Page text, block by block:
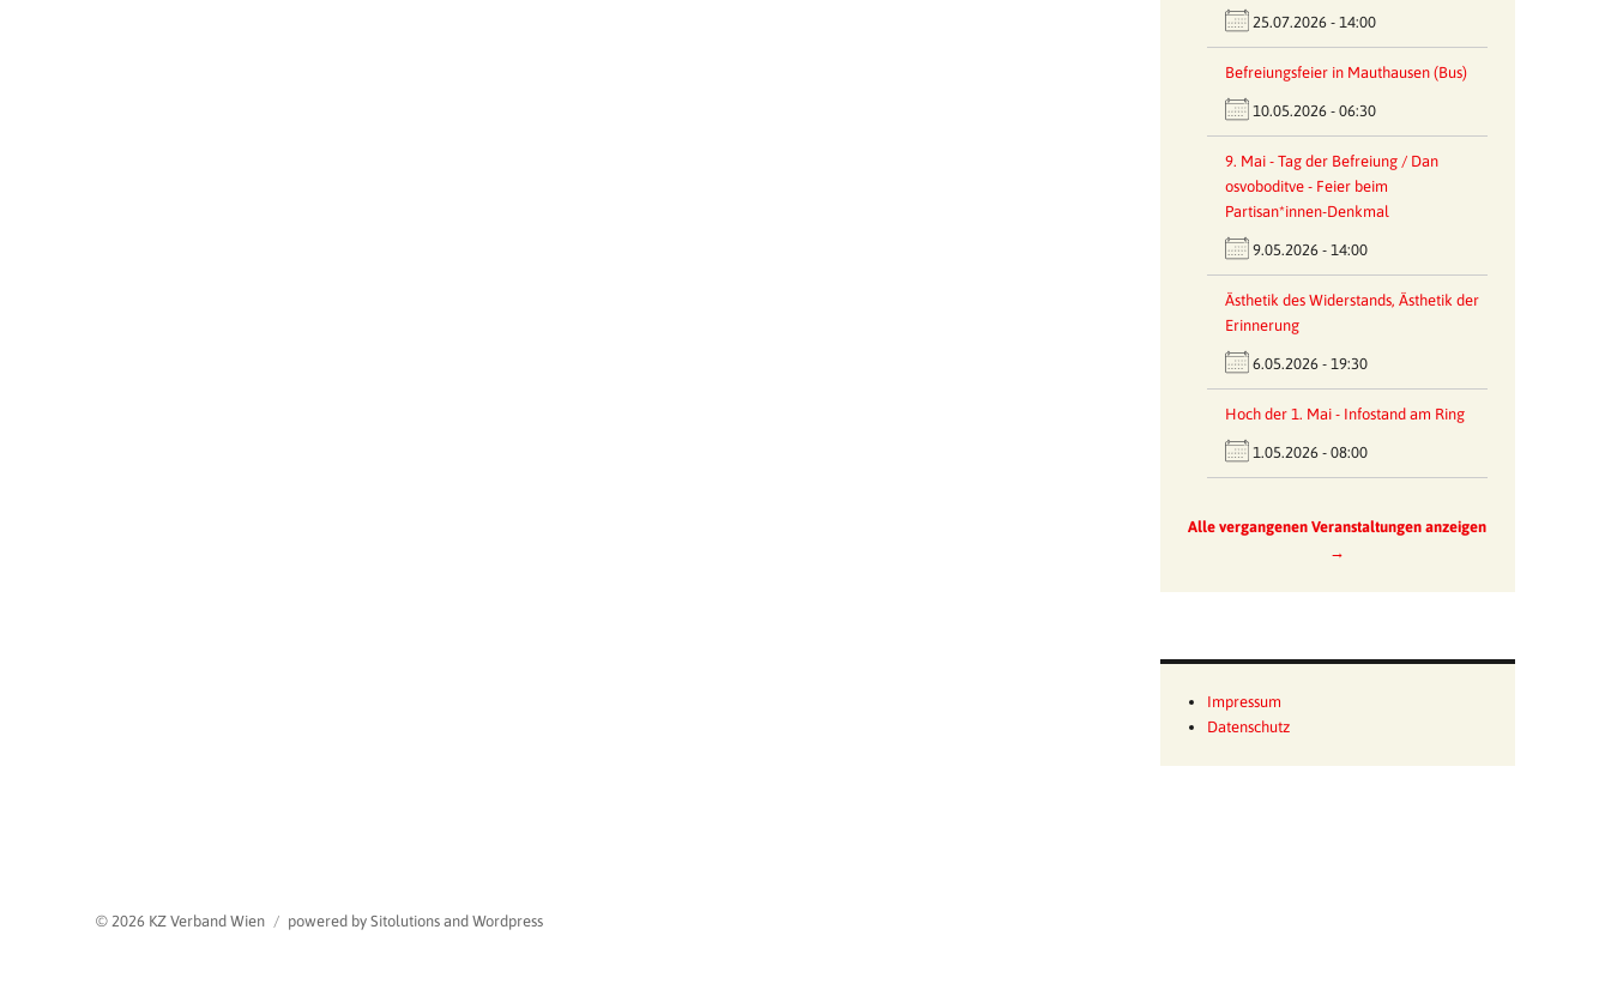
25.07.2026 - 14:00
Befreiungsfeier in Mauthausen (Bus)
10.05.2026 - 06:30
9. Mai - Tag der Befreiung / Dan
osvoboditve - Feier beim
Partisan*innen-Denkmal
9.05.2026 - 14:00
Ästhetik des Widerstands, Ästhetik der
Erinnerung
6.05.2026 - 19:30
Hoch der 1. Mai - Infostand am Ring
1.05.2026 - 08:00
Alle vergangenen Veranstaltungen anzeigen
→
Impressum
Datenschutz
© 2026 KZ Verband Wien powered by Sitolutions and Wordpress